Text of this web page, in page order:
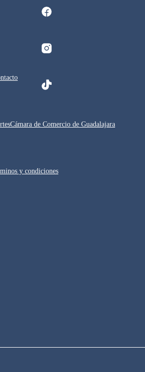
Cámara de Comercio de Guadalajara
y condiciones